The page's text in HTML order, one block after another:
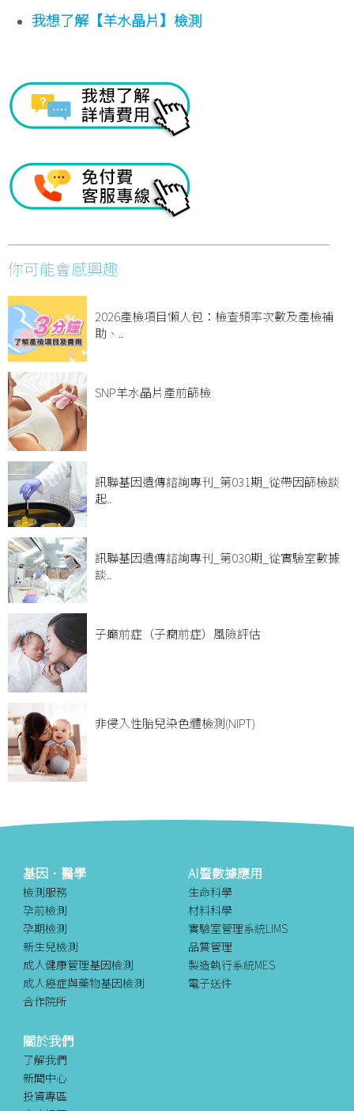
我想了解【羊水晶片】檢測
你可能會感興趣
2026產檢項目懶人包：檢查頻率次數及產檢補
助、..
SNP羊水晶片產前篩檢
訊聯基因遺傳諮詢專刊_第031期_從帶因篩檢談
起..
訊聯基因遺傳諮詢專刊_第030期_從實驗室數據
談..
子癲前症（子癇前症）風險評估
非侵入性胎兒染色體檢測(NIPT)
基因．醫學
檢測服務
孕前檢測
孕期檢測
新生兒檢測
成人健康管理基因檢測
成人癌症與藥物基因檢測
合作院所
AI暨數據應用
生命科學
材料科學
實驗室管理系統LIMS
品質管理
製造執行系統MES
電子送件
關於我們
了解我們
新聞中心
投資專區